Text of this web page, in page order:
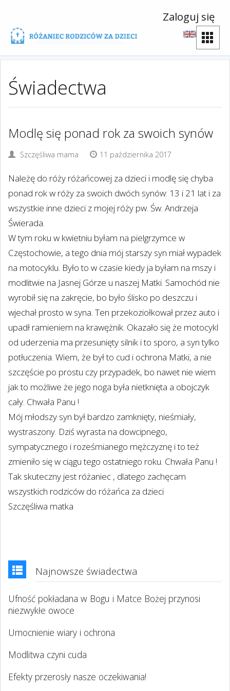
Zaloguj się
Świadectwa
Modlę się ponad rok za swoich synów
Szczęśliwa mama 11 października 2017
Należę do róży różańcowej za dzieci i modlę się chyba
ponad rok w róży za swoich dwóch synów: 13 i 21 lat i za
wszystkie inne dzieci z mojej róży pw. Św. Andrzeja
Świerada.
W tym roku w kwietniu byłam na pielgrzymce w
Częstochowie, a tego dnia mój starszy syn miał wypadek
na motocyklu. Było to w czasie kiedy ja byłam na mszy i
modlitwie na Jasnej Górze u naszej Matki. Samochód nie
wyrobił się na zakręcie, bo było ślisko po deszczu i
wjechał prosto w syna. Ten przekoziołkował przez auto i
upadł ramieniem na krawężnik. Okazało się że motocykl
od uderzenia ma przesunięty silnik i to sporo, a syn tylko
potłuczenia. Wiem, że był to cud i ochrona Matki, a nie
szczęście po prostu czy przypadek, bo nawet nie wiem
jak to możliwe że jego noga była nietknięta a obojczyk
cały. Chwała Panu !
Mój młodszy syn był bardzo zamknięty, nieśmiały,
wystraszony. Dziś wyrasta na dowcipnego,
sympatycznego i roześmianego mężczyznę i to też
zmieniło się w ciągu tego ostatniego roku. Chwała Panu !
Tak skuteczny jest różaniec , dlatego zachęcam
wszystkich rodziców do różańca za dzieci
Szczęśliwa matka
Najnowsze świadectwa
Ufność pokładana w Bogu i Matce Bożej przynosi
niezwykłe owoce
Umocnienie wiary i ochrona
Modlitwa czyni cuda
Efekty przerosły nasze oczekiwania!